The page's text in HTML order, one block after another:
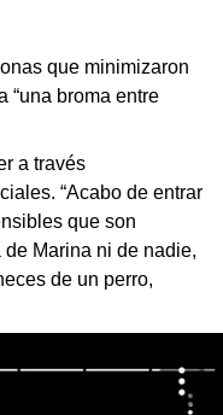
que minimizaron
“una broma entre
a través
“Acabo de entrar
que son
Marina ni de nadie,
de un perro,